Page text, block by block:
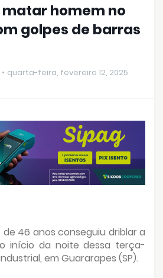
homem no
golpes de barras
quarta-feira, fevereiro 12, 2025
46 anos conseguiu driblar a
início da noite dessa terça-
em Guararapes (SP).